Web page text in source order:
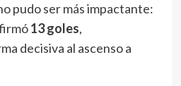
pudo ser más impactante:
13 goles,
decisiva al ascenso a